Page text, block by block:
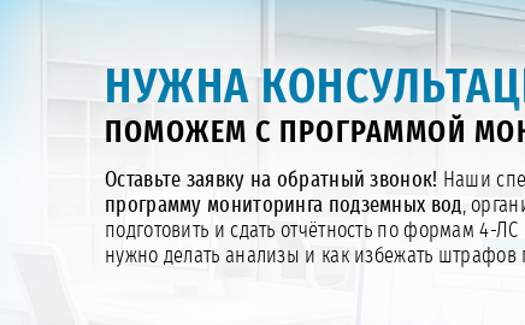
НУЖНА
ПОМОЖЕМ С ПРОГРАММОЙ
Оставьте заявку на обратный звонок! Наши
программу мониторинга подземных вод,
подготовить и сдать отчётность по формам 4-
нужно делать анализы и как избежать